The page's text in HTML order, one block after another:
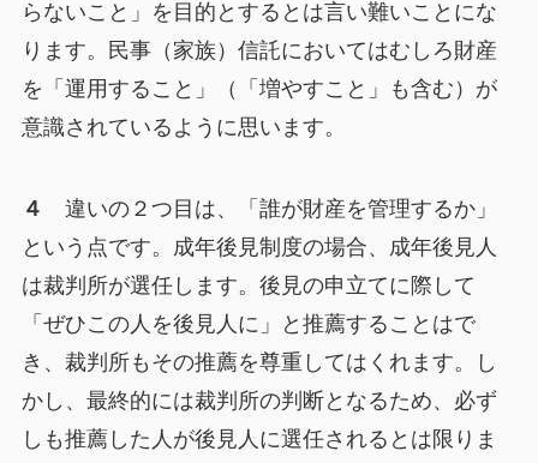
らないこと」を目的とするとは言い難いことにな
ります。民事（家族）信託においてはむしろ財産
を「運用すること」（「増やすこと」も含む）が
意識されているように思います。
４
違いの２つ目は、「誰が財産を管理するか」
という点です。成年後見制度の場合、成年後見人
は裁判所が選任します。後見の申立てに際して
「ぜひこの人を後見人に」と推薦することはで
き、裁判所もその推薦を尊重してはくれます。し
かし、最終的には裁判所の判断となるため、必ず
しも推薦した人が後見人に選任されるとは限りま